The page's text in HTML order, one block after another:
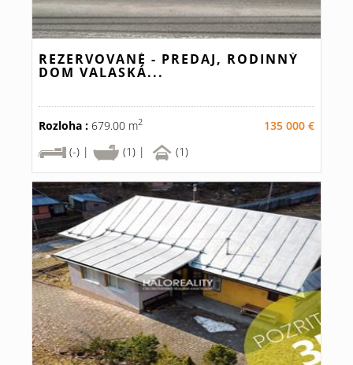
REZERVOVANÉ - PREDAJ, RODINNÝ
DOM VALASKÁ...
Rozloha : 679.00 m2
135 000 €
(-) |
(1) | (1)